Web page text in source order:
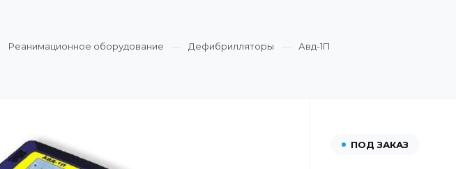
Реанимационное оборудование Дефибрилляторы Авд-1П
ПОД ЗАКАЗ